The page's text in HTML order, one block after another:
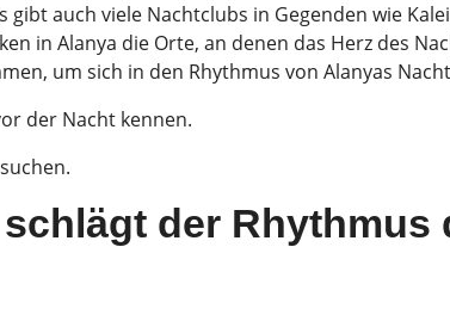
auch viele Nachtclubs in Gegenden wie
in Alanya die Orte, an denen das Herz des
um sich in den Rhythmus von Alanyas
der Nacht kennen.
der Rhythmus